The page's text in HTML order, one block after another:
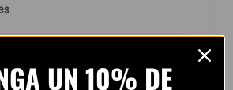
de lo esperado. El envío
UN 10% DE